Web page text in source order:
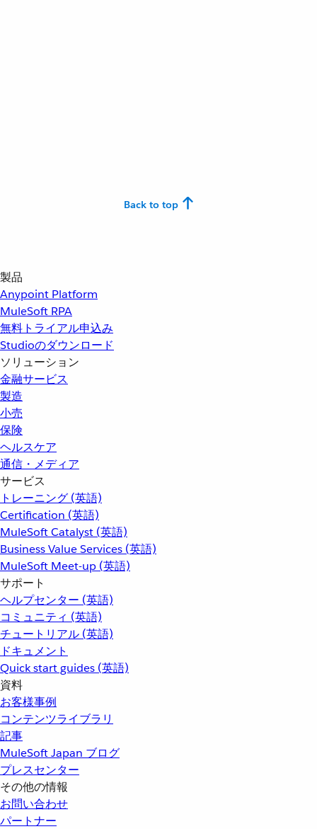
Back to top
製品
Anypoint Platform
MuleSoft RPA
無料トライアル申込み
Studioのダウンロード
ソリューション
金融サービス
製造
小売
保険
ヘルスケア
通信・メディア
サービス
トレーニング (英語)
Certification (英語)
MuleSoft Catalyst (英語)
Business Value Services (英語)
MuleSoft Meet-up (英語)
サポート
ヘルプセンター (英語)
コミュニティ (英語)
チュートリアル (英語)
ドキュメント
Quick start guides (英語)
資料
お客様事例
コンテンツライブラリ
記事
MuleSoft Japan ブログ
プレスセンター
その他の情報
お問い合わせ
パートナー